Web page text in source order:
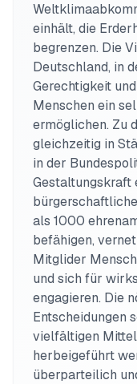
einhält, die
begrenzen. Die
Deutschland, in
Gerechtigkeit
Menschen ein
ermöglichen. Zu
gleichzeitig in
in der
Gestaltungskraft
als 1000
befähigen,
Mitglider
und sich für
engagieren. Die
Entscheidungen
vielfältigen
herbeigeführt
überparteilich